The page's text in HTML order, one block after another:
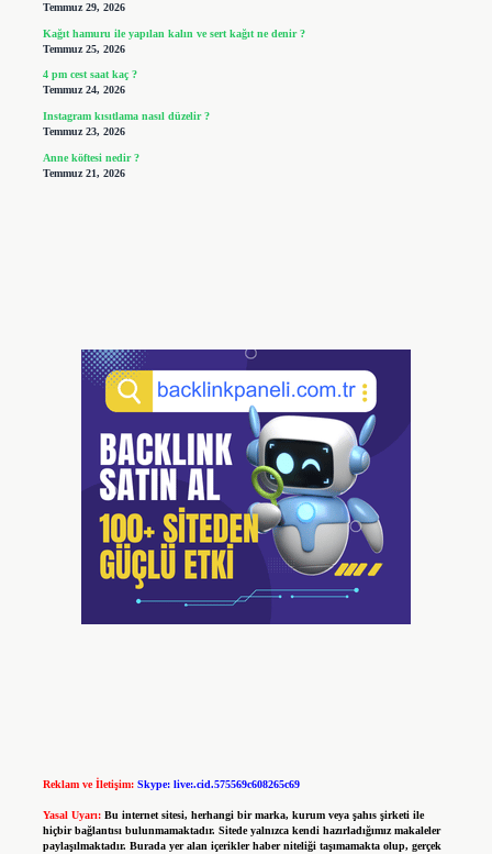
Temmuz 29, 2026
Kağıt hamuru ile yapılan kalın ve sert kağıt ne denir ?
Temmuz 25, 2026
4 pm cest saat kaç ?
Temmuz 24, 2026
Instagram kısıtlama nasıl düzelir ?
Temmuz 23, 2026
Anne köftesi nedir ?
Temmuz 21, 2026
Reklam ve İletişim: Skype: live:.cid.575569c608265c69
Yasal Uyarı: Bu internet sitesi, herhangi bir marka, kurum veya şahıs şirketi ile
hiçbir bağlantısı bulunmamaktadır. Sitede yalnızca kendi hazırladığımız makaleler
paylaşılmaktadır. Burada yer alan içerikler haber niteliği taşımamakta olup, gerçek